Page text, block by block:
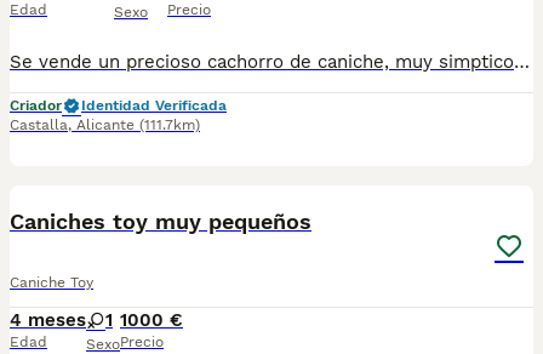
Edad Sexo Precio
Se vende un precioso cachorro de caniche, muy simptico y cariñoso. Se entrega con todas las vacunas al dia, desparasitado, con chip y garabtia virica. Desde 1200€
Criador
Identidad Verificada
Castalla, Alicante (111.7km)
Caniches toy muy pequeños
Caniche Toy
4 meses
Edad
1
Sexo
1000 €
Precio